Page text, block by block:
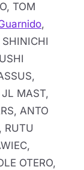
TOM
,
MAST,
ANTO
RUTU
OTERO,